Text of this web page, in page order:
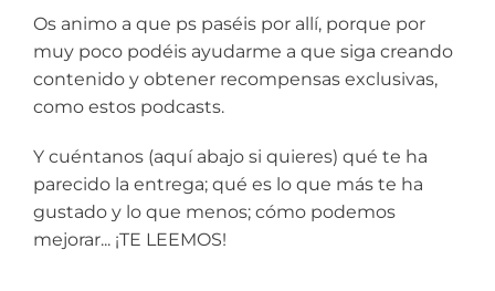
Os animo a que ps paséis por allí, porque por
muy poco podéis ayudarme a que siga creando
contenido y obtener recompensas exclusivas,
como estos podcasts.
Y cuéntanos (aquí abajo si quieres) qué te ha
parecido la entrega; qué es lo que más te ha
gustado y lo que menos; cómo podemos
mejorar... ¡TE LEEMOS!